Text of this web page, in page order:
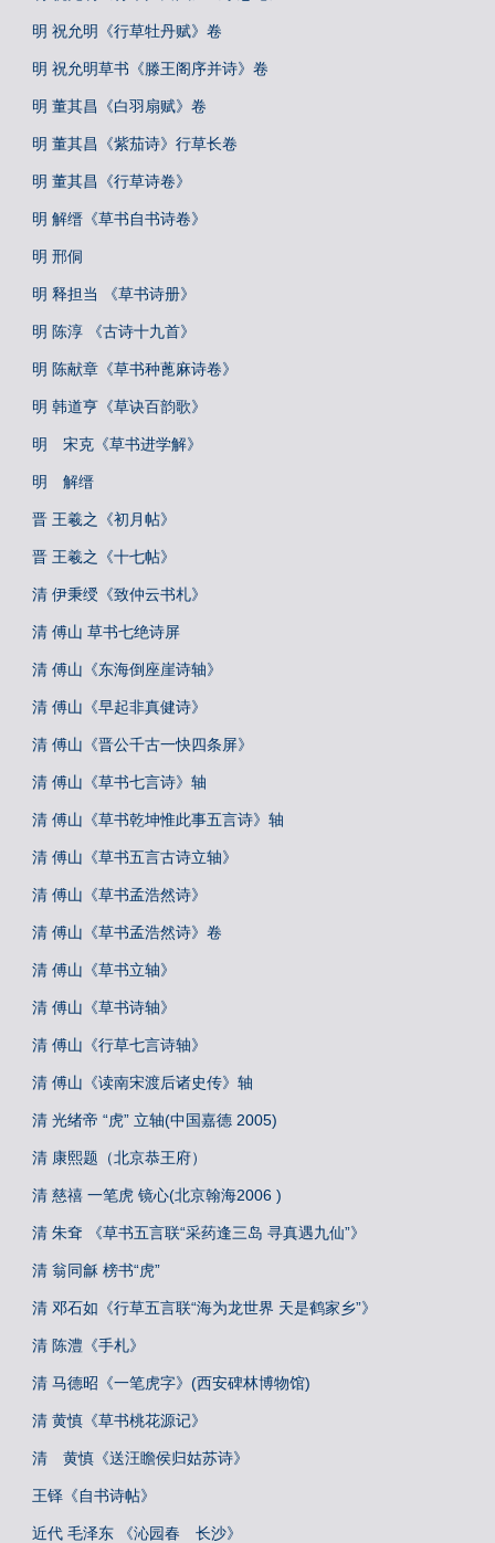
明 祝允明《行草牡丹赋》卷
明 祝允明草书《滕王阁序并诗》卷
明 董其昌《白羽扇赋》卷
明 董其昌《紫茄诗》行草长卷
明 董其昌《行草诗卷》
明 解缙《草书自书诗卷》
明 邢侗
明 释担当 《草书诗册》
明 陈淳 《古诗十九首》
明 陈献章《草书种蓖麻诗卷》
明 韩道亨《草诀百韵歌》
明 宋克《草书进学解》
明 解缙
晋 王羲之《初月帖》
晋 王羲之《十七帖》
清 伊秉绶《致仲云书札》
清 傅山 草书七绝诗屏
清 傅山《东海倒座崖诗轴》
清 傅山《早起非真健诗》
清 傅山《晋公千古一快四条屏》
清 傅山《草书七言诗》轴
清 傅山《草书乾坤惟此事五言诗》轴
清 傅山《草书五言古诗立轴》
清 傅山《草书孟浩然诗》
清 傅山《草书孟浩然诗》卷
清 傅山《草书立轴》
清 傅山《草书诗轴》
清 傅山《行草七言诗轴》
清 傅山《读南宋渡后诸史传》轴
清 光绪帝 “虎” 立轴(中国嘉德 2005)
清 康熙题（北京恭王府）
清 慈禧 一笔虎 镜心(北京翰海2006 )
清 朱耷 《草书五言联“采药逢三岛 寻真遇九仙”》
清 翁同龢 榜书“虎”
清 邓石如《行草五言联“海为龙世界 天是鹤家乡”》
清 陈澧《手札》
清 马德昭《一笔虎字》(西安碑林博物馆)
清 黄慎《草书桃花源记》
清 黄慎《送汪瞻侯归姑苏诗》
王铎《自书诗帖》
近代 毛泽东 《沁园春 长沙》